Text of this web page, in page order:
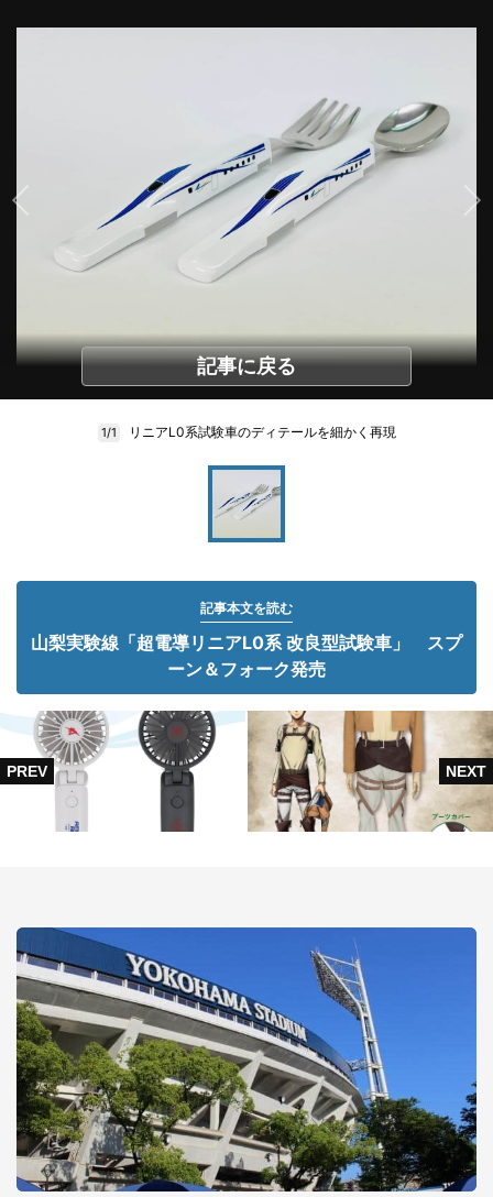
記事に戻る
1/1 リニアL0系試験車のディテールを細かく再現
記事本文を読む
山梨実験線「超電導リニアL0系 改良型試験車」 スプ
ーン＆フォーク発売